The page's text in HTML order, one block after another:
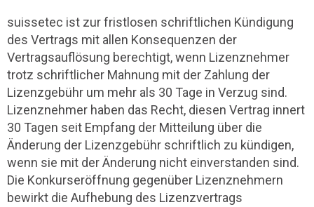
suissetec ist zur fristlosen schriftlichen Kündigung
des Vertrags mit allen Konsequenzen der
Vertragsauflösung berechtigt, wenn Lizenznehmer
trotz schriftlicher Mahnung mit der Zahlung der
Lizenzgebühr um mehr als 30 Tage in Verzug sind.
Lizenznehmer haben das Recht, diesen Vertrag innert
30 Tagen seit Empfang der Mitteilung über die
Änderung der Lizenzgebühr schriftlich zu kündigen,
wenn sie mit der Änderung nicht einverstanden sind.
Die Konkurseröffnung gegenüber Lizenznehmern
bewirkt die Aufhebung des Lizenzvertrags